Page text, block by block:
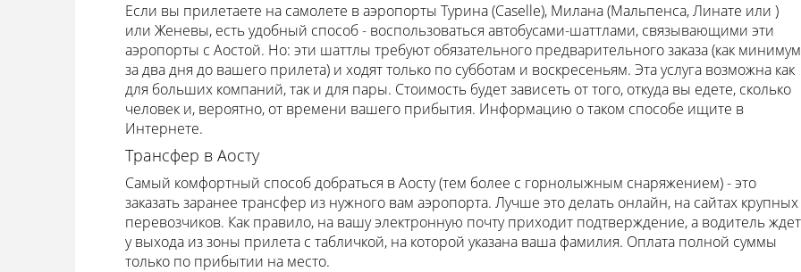
Если вы прилетаете на самолете в аэропорты Турина (Caselle), Милана (Мальпенса, Линате или )
или Женевы, есть удобный способ - воспользоваться автобусами-шаттлами, связывающими эти
аэропорты с Аостой. Но: эти шаттлы требуют обязательного предварительного заказа (как минимум
за два дня до вашего прилета) и ходят только по субботам и воскресеньям. Эта услуга возможна как
для больших компаний, так и для пары. Стоимость будет зависеть от того, откуда вы едете, сколько
человек и, вероятно, от времени вашего прибытия. Информацию о таком способе ищите в
Интернете.
Трансфер в Аосту
Самый комфортный способ добраться в Аосту (тем более с горнолыжным снаряжением) - это
заказать заранее трансфер из нужного вам аэропорта. Лучше это делать онлайн, на сайтах крупных
перевозчиков. Как правило, на вашу электронную почту приходит подтверждение, а водитель ждет
у выхода из зоны прилета с табличкой, на которой указана ваша фамилия. Оплата полной суммы
только по прибытии на место.